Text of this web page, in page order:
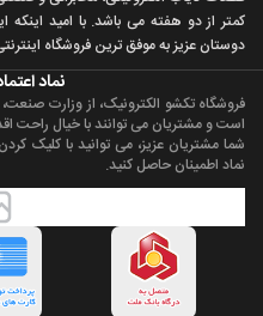
کمتر از دو هفته می باشد. با اميد
دوستان عزيز به موفق ترين فروشگاه
نماد
فروشگاه تکشو الکترونیک، از وزارت
است و مشتریان می توانند با خیال راحت
شما مشتریان عزیز، می توانید با کلیک کردن
نماد اطمینان حاصل کنید.